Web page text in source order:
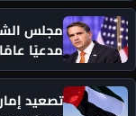
مجلس
مدعيًا
تصعيد